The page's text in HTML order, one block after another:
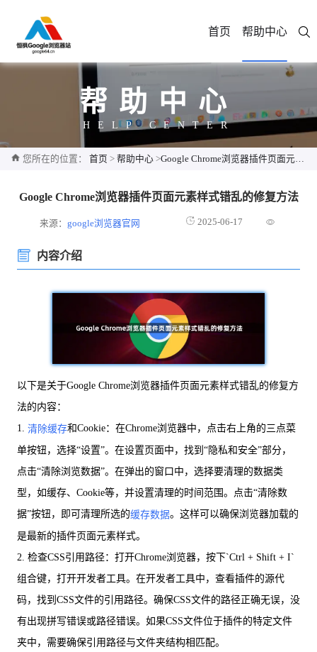
首页 帮助中心
帮助中心
HELP CENTER
您所在的位置： 首页 > 帮助中心 >Google Chrome浏览器插件页面元素样式错乱的修复方法
Google Chrome浏览器插件页面元素样式错乱的修复方法
来源：google浏览器官网 2025-06-17
内容介绍
以下是关于Google Chrome浏览器插件页面元素样式错乱的修复方
法的内容：
1. 清除缓存和Cookie：在Chrome浏览器中，点击右上角的三点菜
单按钮，选择“设置”。在设置页面中，找到“隐私和安全”部分，
点击“清除浏览数据”。在弹出的窗口中，选择要清理的数据类
型，如缓存、Cookie等，并设置清理的时间范围。点击“清除数
据”按钮，即可清理所选的缓存数据。这样可以确保浏览器加载的
是最新的插件页面元素样式。
2. 检查CSS引用路径：打开Chrome浏览器，按下`Ctrl + Shift + I`
组合键，打开开发者工具。在开发者工具中，查看插件的源代
码，找到CSS文件的引用路径。确保CSS文件的路径正确无误，没
有出现拼写错误或路径错误。如果CSS文件位于插件的特定文件
夹中，需要确保引用路径与文件夹结构相匹配。